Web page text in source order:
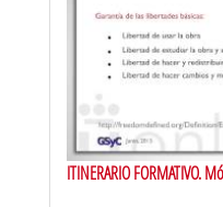
ITINERARIO FORMATIVO.